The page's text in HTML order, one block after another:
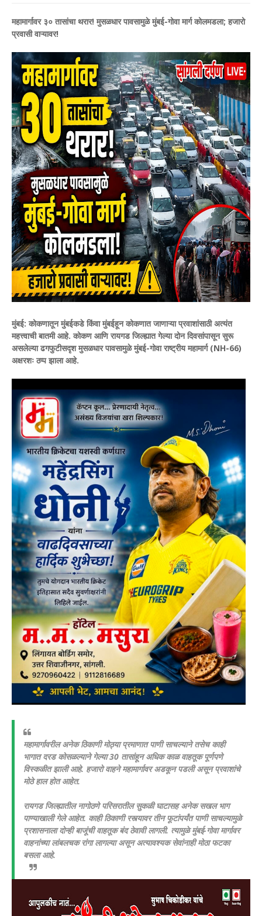
महामार्गावर ३० तासांचा थरार! मुसळधार पावसामुळे मुंबई-गोवा मार्ग कोलमडला; हजारो
प्रवासी वाऱ्यावर!
मुंबई: कोकणातून मुंबईकडे किंवा मुंबईहून कोकणात जाणाऱ्या प्रवाशांसाठी अत्यंत
महत्त्वाची बातमी आहे. कोकण आणि रायगड जिल्ह्यात गेल्या दोन दिवसांपासून सुरू
असलेल्या ढगफुटीसदृश मुसळधार पावसामुळे मुंबई-गोवा राष्ट्रीय महामार्ग (NH-66)
अक्षरशः ठप्प झाला आहे.
महामार्गावरील अनेक ठिकाणी मोठ्या प्रमाणात पाणी साचल्याने तसेच काही
भागात दरड कोसळल्याने गेल्या 30 तासांहून अधिक काळ वाहतूक पूर्णपणे
विस्कळीत झाली आहे. हजारो वाहने महामार्गावर अडकून पडली असून प्रवाशांचे
मोठे हाल होत आहेत.
रायगड जिल्ह्यातील नागोठणे परिसरातील सुकळी घाटासह अनेक सखल भाग
पाण्याखाली गेले आहेत. काही ठिकाणी रस्त्यावर तीन फूटांपर्यंत पाणी साचल्यामुळे
प्रशासनाला दोन्ही बाजूंची वाहतूक बंद ठेवावी लागली. त्यामुळे मुंबई-गोवा मार्गावर
वाहनांच्या लांबलचक रांगा लागल्या असून अत्यावश्यक सेवांनाही मोठा फटका
बसला आहे.